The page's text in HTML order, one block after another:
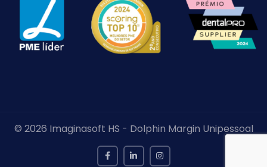
© 2026 Imaginasoft HS - Dolphin Margin Unipessoal